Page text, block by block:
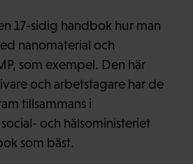
17-sidig handbok hur man
nanomaterial och
som exempel. Den här
och arbetstagare har de
tillsammans i
och hälsoministeriet
som bäst.